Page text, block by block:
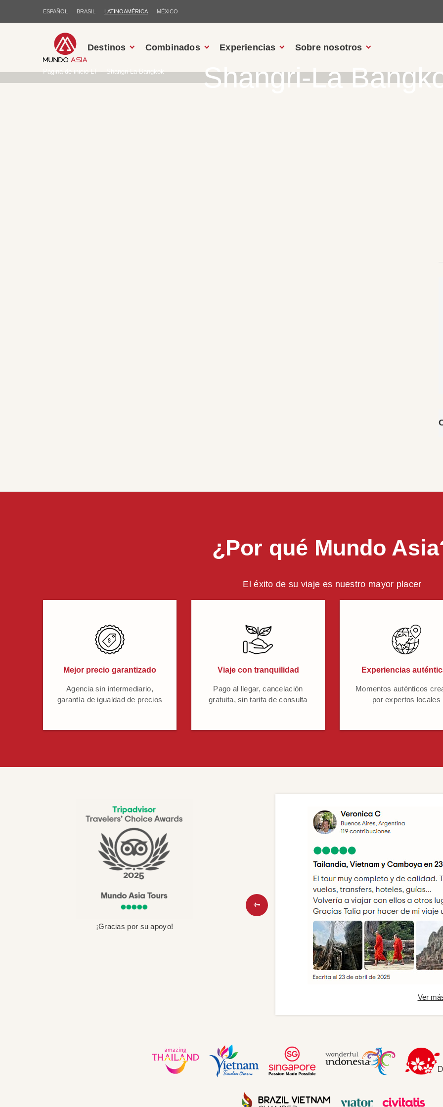
ESPAÑOL BRASIL LATINOAMÉRICA MÉXICO
Destinos Combinados Experiencias Sobre nosotros
Shangri-La
Página de inicio LT Shangri-La Bangkok
¿Por qué Mundo
El éxito de su viaje es nuestro mayor placer
Mejor precio garantizado
Agencia sin intermediario,
garantía de igualdad de precios
Viaje con tranquilidad
Pago al llegar, cancelación
gratuita, sin tarifa de consulta
Experiencias
Momentos auténticos
por expertos locales
¡Gracias por su apoyo!
Ver